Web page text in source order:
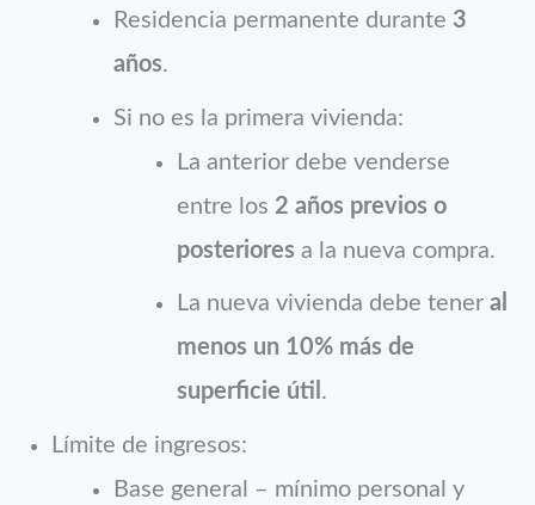
Residencia permanente durante 3
años.
Si no es la primera vivienda:
La anterior debe venderse
entre los 2 años previos o
posteriores a la nueva compra.
La nueva vivienda debe tener al
menos un 10% más de
superficie útil .
Límite de ingresos:
Base general – mínimo personal y